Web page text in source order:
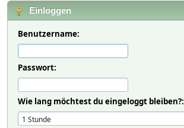
Einloggen
Benutzername:
Passwort:
Wie lang möchtest du eingeloggt bleiben?: